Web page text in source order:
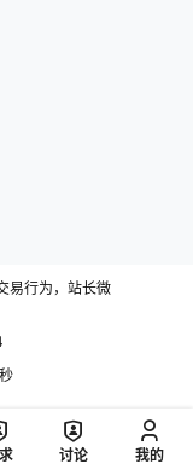
易行为，站长微
讨论 我的